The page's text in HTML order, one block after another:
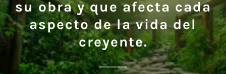
su obra y que afecta cada
aspecto de la vida del
creyente.